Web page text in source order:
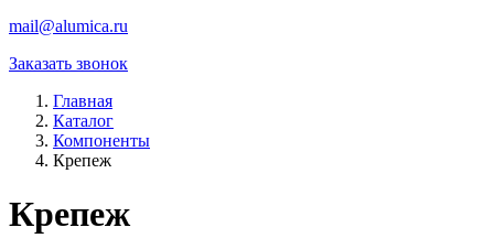
mail@alumica.ru
Заказать звонок
Главная
Каталог
Компоненты
Крепеж
Крепеж